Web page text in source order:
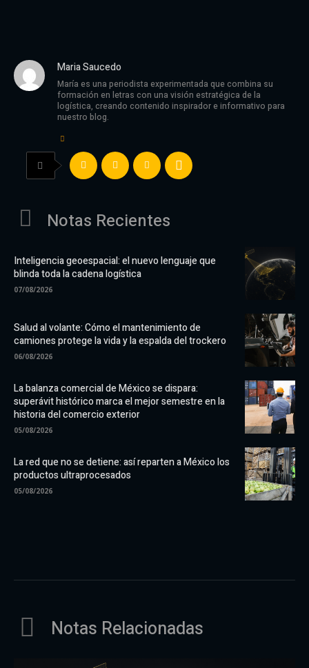
Maria Saucedo
María es una periodista experimentada que combina su
formación en letras con una visión estratégica de la
logística, creando contenido inspirador e informativo para
nuestro blog.
Notas Recientes
Inteligencia geoespacial: el nuevo lenguaje que
blinda toda la cadena logística
07/08/2026
Salud al volante: Cómo el mantenimiento de
camiones protege la vida y la espalda del trockero
06/08/2026
La balanza comercial de México se dispara:
superávit histórico marca el mejor semestre en la
historia del comercio exterior
05/08/2026
La red que no se detiene: así reparten a México los
productos ultraprocesados
05/08/2026
Notas Relacionadas